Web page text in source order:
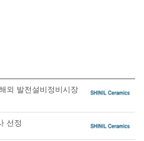
외 발전설비정비시장
선정